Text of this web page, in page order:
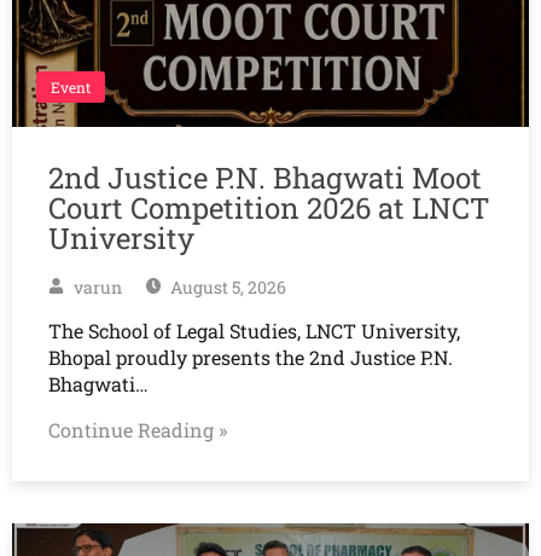
Event
2nd Justice P.N. Bhagwati Moot
Court Competition 2026 at LNCT
University
varun August 5, 2026
The School of Legal Studies, LNCT University,
Bhopal proudly presents the 2nd Justice P.N.
Bhagwati…
Continue Reading »